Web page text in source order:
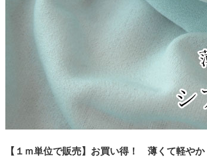
【１ｍ単位で販売】お買い得！ 薄くて軽や